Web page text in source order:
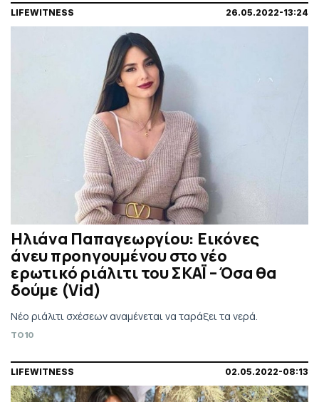
LIFEWITNESS 26.05.2022-13:24
Ηλιάνα Παπαγεωργίου: Εικόνες
άνευ προηγουμένου στο νέο
ερωτικό ριάλιτι του ΣΚΑΪ – Όσα θα
δούμε (Vid)
Νέο ριάλιτι σχέσεων αναμένεται να ταράξει τα νερά.
TO10
LIFEWITNESS 02.05.2022-08:13